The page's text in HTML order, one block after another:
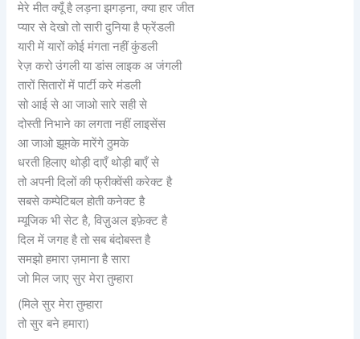
मेरे मीत क्यूँ है लड़ना झगड़ना, क्या हार जीत
प्यार से देखो तो सारी दुनिया है फ्रेंडली
यारी में यारों कोई मंगता नहीं कुंडली
रेज़ करो उंगली या डांस लाइक अ जंगली
तारों सितारों में पार्टी करे मंडली
सो आई से आ जाओ सारे सही से
दोस्ती निभाने का लगता नहीं लाइसेंस
आ जाओ झूमके मारेंगे ठुमके
धरती हिलाए थोड़ी दाएँ थोड़ी बाएँ से
तो अपनी दिलों की फ्रीक्वेंसी करेक्ट है
सबसे कम्पेटिबल होती कनेक्ट है
म्यूजिक भी सेट है, विज़ुअल इफ़ेक्ट है
दिल में जगह है तो सब बंदोबस्त है
समझो हमारा ज़माना है सारा
जो मिल जाए सुर मेरा तुम्हारा
(मिले सुर मेरा तुम्हारा
तो सुर बने हमारा)